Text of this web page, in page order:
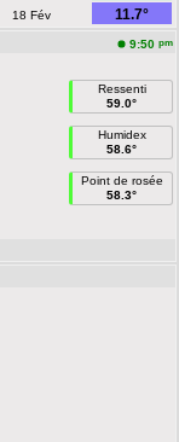
18 Fév
11.7°
9:50 pm
Ressenti
59.0°
Humidex
58.6°
Point de rosée
58.3°